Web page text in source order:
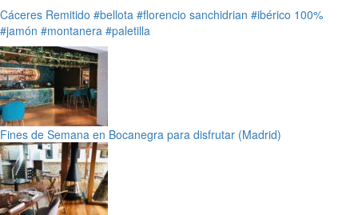
Cáceres Remitido #bellota #florencio sanchidrian #ibérico 100%
#jamón #montanera #paletilla
Fines de Semana en Bocanegra para disfrutar (Madrid)